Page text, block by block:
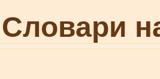
Словари